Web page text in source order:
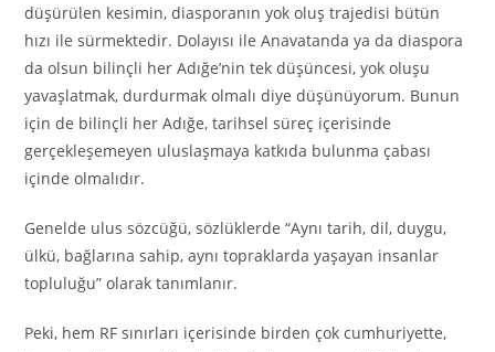
düşürülen kesimin, diasporanın yok oluş trajedisi bütün
hızı ile sürmektedir. Dolayısı ile Anavatanda ya da diaspora
da olsun bilinçli her Adığe’nin tek düşüncesi, yok oluşu
yavaşlatmak, durdurmak olmalı diye düşünüyorum. Bunun
için de bilinçli her Adığe, tarihsel süreç içerisinde
gerçekleşemeyen uluslaşmaya katkıda bulunma çabası
içinde olmalıdır.
Genelde ulus sözcüğü, sözlüklerde “Aynı tarih, dil, duygu,
ülkü, bağlarına sahip, aynı topraklarda yaşayan insanlar
topluluğu” olarak tanımlanır.
Peki, hem RF sınırları içerisinde birden çok cumhuriyette,